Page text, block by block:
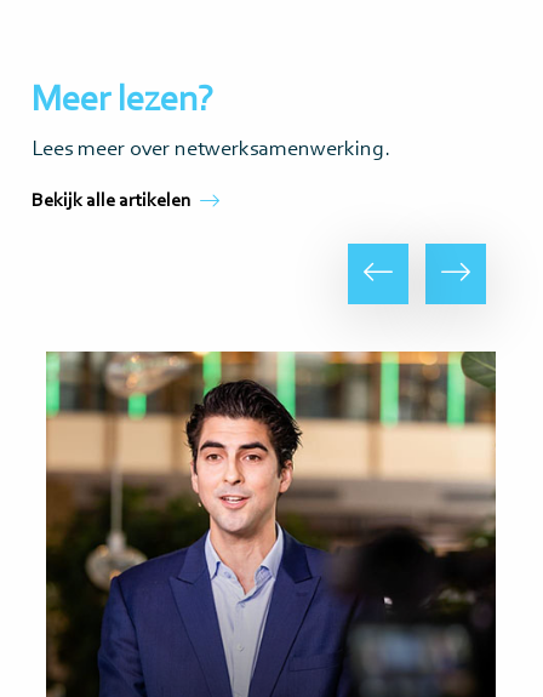
Meer lezen?
Lees meer over netwerksamenwerking.
Bekijk alle artikelen
Volgende
Lees
Vorige